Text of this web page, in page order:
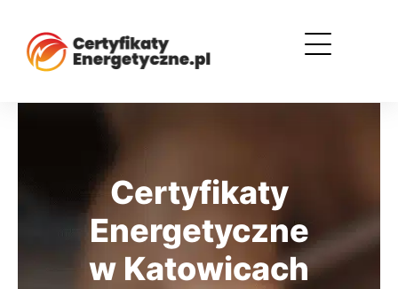
Certyfikaty
Energetyczne
w Katowicach